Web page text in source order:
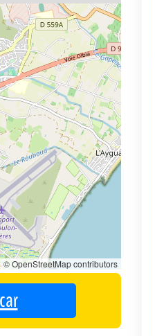
© OpenStreetMap contributors